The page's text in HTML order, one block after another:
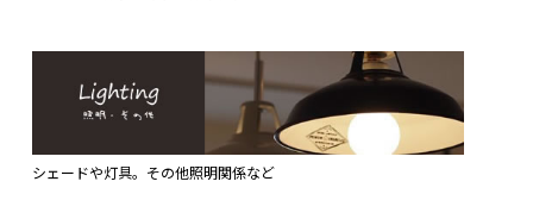
シェードや灯具。その他照明関係など